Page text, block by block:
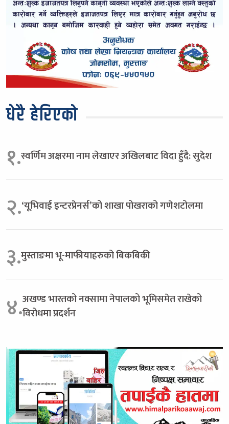
धेरै हेरिएको
१.स्वर्णिम अक्षरमा नाम लेखाएर अखिलबाट विदा हुँदै: सुदेश
२.‘यूभिवाई इन्टरप्रेनर्स’को शाखा पोखराको गणेशटोलमा
३.मुस्ताङमा भू-माफीयाहरुको बिकबिकी
४.अखण्ड भारतको नक्सामा नेपालको भूमिसमेत राखेको
विरोधमा प्रदर्शन